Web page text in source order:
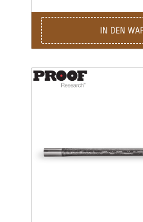
Vertrauens erfolgen. Sollten
Carbonlaufes für Sie
zur Verfügung. Kontaktieren
service@reimer-johannsen.de
IN DEN